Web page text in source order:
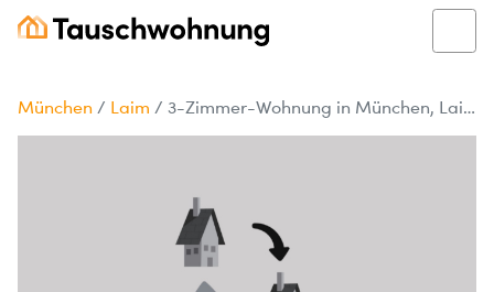
München / Laim / 3-Zimmer-Wohnung in München, Laim, 55 m²